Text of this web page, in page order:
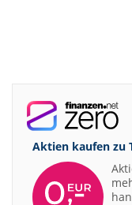
Aktien kaufen zu